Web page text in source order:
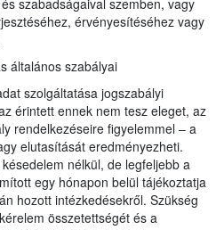
szabadságaival szemben, vagy
érvényesítéséhez vagy
általános szabályai
szolgáltatása jogszabályi
érintett ennek nem tesz eleget, az
rendelkezéseire figyelemmel – a
elutasítását eredményezheti.
nélkül, de legfeljebb a
egy hónapon belül tájékoztatja
hozott intézkedésekről. Szükség
összetettségét és a